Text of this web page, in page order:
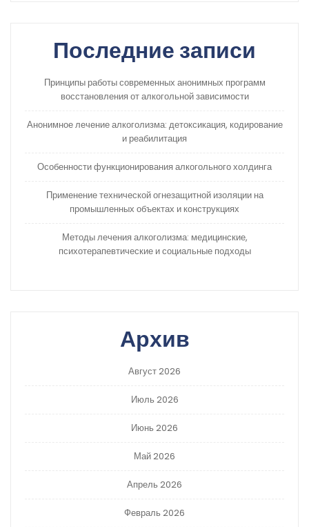
Последние записи
Принципы работы современных анонимных программ
восстановления от алкогольной зависимости
Анонимное лечение алкоголизма: детоксикация, кодирование
и реабилитация
Особенности функционирования алкогольного холдинга
Применение технической огнезащитной изоляции на
промышленных объектах и конструкциях
Методы лечения алкоголизма: медицинские,
психотерапевтические и социальные подходы
Архив
Август 2026
Июль 2026
Июнь 2026
Май 2026
Апрель 2026
Февраль 2026